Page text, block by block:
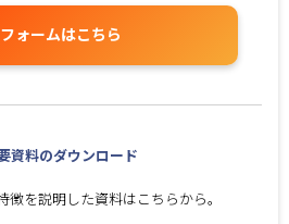
ォームはこちら
資料のダウンロード
を説明した資料はこちらから。